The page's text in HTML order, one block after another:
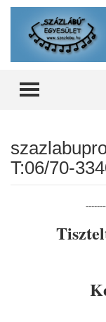
T:06/70-